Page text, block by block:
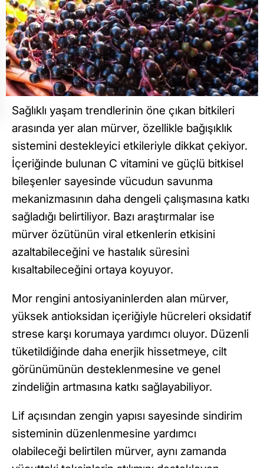
Sağlıklı yaşam trendlerinin öne çıkan bitkileri
arasında yer alan mürver, özellikle bağışıklık
sistemini destekleyici etkileriyle dikkat çekiyor.
İçeriğinde bulunan C vitamini ve güçlü bitkisel
bileşenler sayesinde vücudun savunma
mekanizmasının daha dengeli çalışmasına katkı
sağladığı belirtiliyor. Bazı araştırmalar ise
mürver özütünün viral etkenlerin etkisini
azaltabileceğini ve hastalık süresini
kısaltabileceğini ortaya koyuyor.
Mor rengini antosiyaninlerden alan mürver,
yüksek antioksidan içeriğiyle hücreleri oksidatif
strese karşı korumaya yardımcı oluyor. Düzenli
tüketildiğinde daha enerjik hissetmeye, cilt
görünümünün desteklenmesine ve genel
zindeliğin artmasına katkı sağlayabiliyor.
Lif açısından zengin yapısı sayesinde sindirim
sisteminin düzenlenmesine yardımcı
olabileceği belirtilen mürver, aynı zamanda